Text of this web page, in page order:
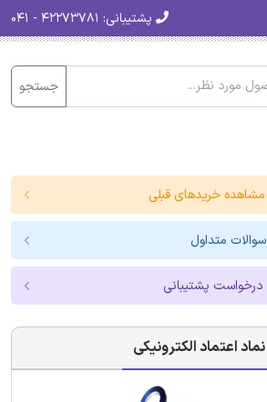
پشتیبانی:
جستجو
فرمت ترجمه مقاله فرمت مقاله انگلیسی
مشاهده خریدهای قبلی
سوالات متداول
درخواست پشتیبانی
نماد اعتماد الکترونیکی